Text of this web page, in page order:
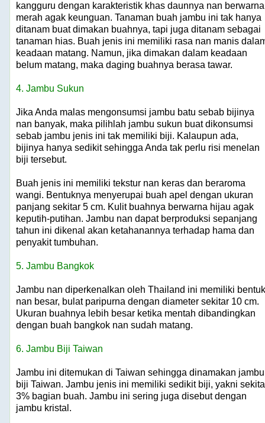
kangguru dengan karakteristik khas daunnya nan berwarna
merah agak keunguan. Tanaman buah jambu ini tak hanya
ditanam buat dimakan buahnya, tapi juga ditanam sebagai
tanaman hias. Buah jenis ini memiliki rasa nan manis
keadaan matang. Namun, jika dimakan dalam keadaan
belum matang, maka daging buahnya berasa tawar.
4. Jambu Sukun
Jika Anda malas mengonsumsi jambu batu sebab bijinya
nan banyak, maka pilihlah jambu sukun buat dikonsumsi
sebab jambu jenis ini tak memiliki biji. Kalaupun ada,
bijinya hanya sedikit sehingga Anda tak perlu risi menelan
biji tersebut.
Buah jenis ini memiliki tekstur nan keras dan beraroma
wangi. Bentuknya menyerupai buah apel dengan ukuran
panjang sekitar 5 cm. Kulit buahnya berwarna hijau agak
keputih-putihan. Jambu nan dapat berproduksi sepanjang
tahun ini dikenal akan ketahanannya terhadap hama dan
penyakit tumbuhan.
5. Jambu Bangkok
Jambu nan diperkenalkan oleh Thailand ini memiliki bentuk
nan besar, bulat paripurna dengan diameter sekitar 10 cm.
Ukuran buahnya lebih besar ketika mentah dibandingkan
dengan buah bangkok nan sudah matang.
6. Jambu Biji Taiwan
Jambu ini ditemukan di Taiwan sehingga dinamakan jambu
biji Taiwan. Jambu jenis ini memiliki sedikit biji, yakni
3% bagian buah. Jambu ini sering juga disebut dengan
jambu kristal.